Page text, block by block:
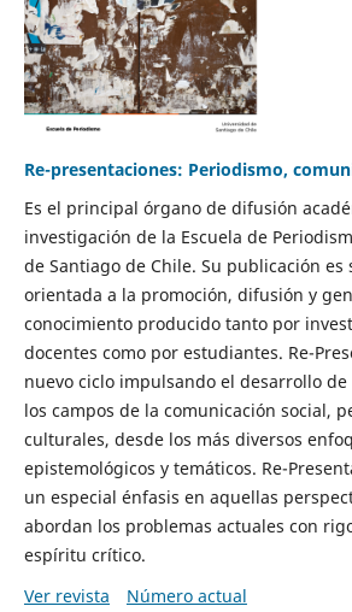
Re-presentaciones: Periodismo,
Es el principal órgano de difusión
investigación de la Escuela de
de Santiago de Chile. Su publicación es
orientada a la promoción, difusión y
conocimiento producido tanto por
docentes como por estudiantes. Re-
nuevo ciclo impulsando el desarrollo
los campos de la comunicación social,
culturales, desde los más diversos
epistemológicos y temáticos. Re-
un especial énfasis en aquellas
abordan los problemas actuales con
espíritu crítico.
Ver revista
Número actual